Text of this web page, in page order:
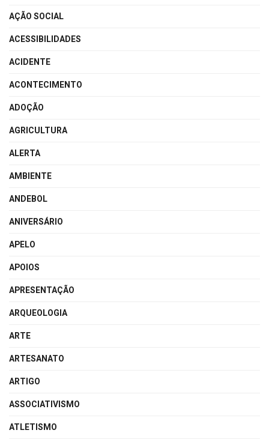
AÇÃO SOCIAL
ACESSIBILIDADES
ACIDENTE
ACONTECIMENTO
ADOÇÃO
AGRICULTURA
ALERTA
AMBIENTE
ANDEBOL
ANIVERSÁRIO
APELO
APOIOS
APRESENTAÇÃO
ARQUEOLOGIA
ARTE
ARTESANATO
ARTIGO
ASSOCIATIVISMO
ATLETISMO